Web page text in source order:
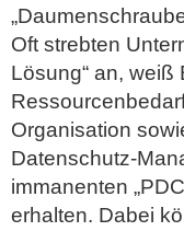
Oft strebten
Lösung“ an,
Organisation
Datenschutz-
immanenten
erhalten. Dabei